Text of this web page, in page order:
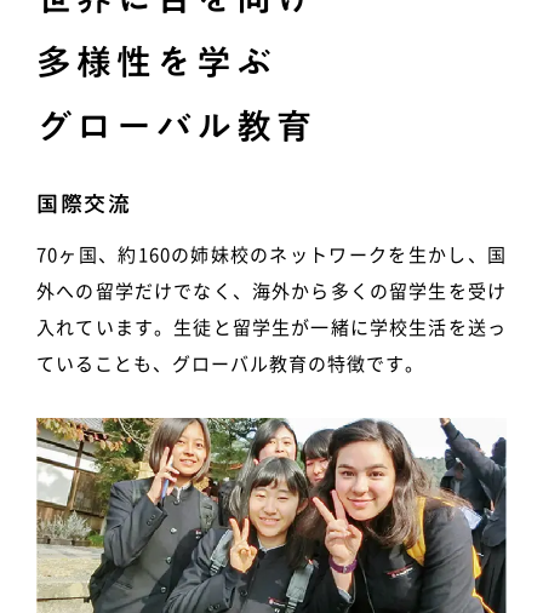
多様性を学ぶ
グローバル教育
国際交流
70ヶ国、約160の姉妹校のネットワークを生かし、国
外への留学だけでなく、海外から多くの留学生を受け
入れています。生徒と留学生が一緒に学校生活を送っ
ていることも、グローバル教育の特徴です。